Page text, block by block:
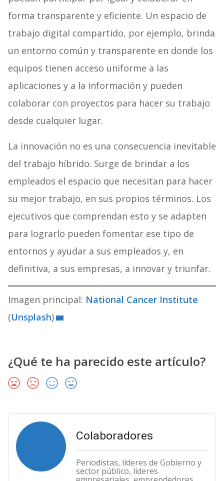
forma transparente y eficiente. Un espacio de
trabajo digital compartido, por ejemplo, brinda
un entorno común y transparente en donde los
equipos tienen acceso uniforme a las
aplicaciones y a la información y pueden
colaborar con proyectos para hacer su trabajo
desde cualquier lugar.
La innovación no es una consecuencia inevitable
del trabajo híbrido. Surge de brindar a los
empleados el espacio que necesitan para hacer
su mejor trabajo, en sus propios términos. Los
ejecutivos que comprendan esto y se adapten
para lograrlo pueden fomentar ese tipo de
entornos y ayudar a sus empleados y, en
definitiva, a sus empresas, a innovar y triunfar.
Imagen principal: National Cancer Institute
(Unsplash)
¿Qué te ha parecido este artículo?
Colaboradores
Periodistas, líderes de Gobierno y
sector público, líderes